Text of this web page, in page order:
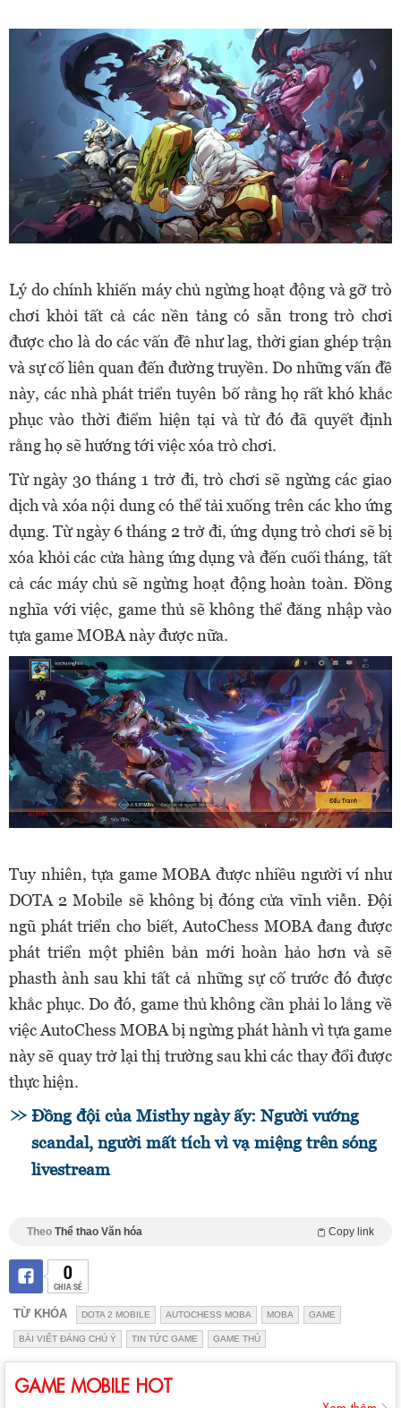
Lý do chính khiến máy chủ ngừng hoạt động và gỡ trò
chơi khỏi tất cả các nền tảng có sẵn trong trò chơi
được cho là do các vấn đề như lag, thời gian ghép trận
và sự cố liên quan đến đường truyền. Do những vấn đề
này, các nhà phát triển tuyên bố rằng họ rất khó khắc
phục vào thời điểm hiện tại và từ đó đã quyết định
rằng họ sẽ hướng tới việc xóa trò chơi.
Từ ngày 30 tháng 1 trở đi, trò chơi sẽ ngừng các giao
dịch và xóa nội dung có thể tải xuống trên các kho ứng
dụng. Từ ngày 6 tháng 2 trở đi, ứng dụng trò chơi sẽ bị
xóa khỏi các cửa hàng ứng dụng và đến cuối tháng, tất
cả các máy chủ sẽ ngừng hoạt động hoàn toàn. Đồng
nghĩa với việc, game thủ sẽ không thể đăng nhập vào
tựa game MOBA này được nữa.
Tuy nhiên, tựa game MOBA được nhiều người ví như
DOTA 2 Mobile sẽ không bị đóng cửa vĩnh viễn. Đội
ngũ phát triển cho biết, AutoChess MOBA đang được
phát triển một phiên bản mới hoàn hảo hơn và sẽ
phasth ành sau khi tất cả những sự cố trước đó được
khắc phục. Do đó, game thủ không cần phải lo lắng về
việc AutoChess MOBA bị ngừng phát hành vì tựa game
này sẽ quay trở lại thị trường sau khi các thay đổi được
thực hiện.
Đồng đội của Misthy ngày ấy: Người vướng
scandal, người mất tích vì vạ miệng trên sóng
livestream
Theo Thể thao Văn hóa Copy link
0
CHIA SẺ
TỪ KHÓA DOTA 2 MOBILE AUTOCHESS MOBA MOBA GAME
BÀI VIẾT ĐÁNG CHÚ Ý TIN TỨC GAME GAME THỦ
GAME MOBILE HOT